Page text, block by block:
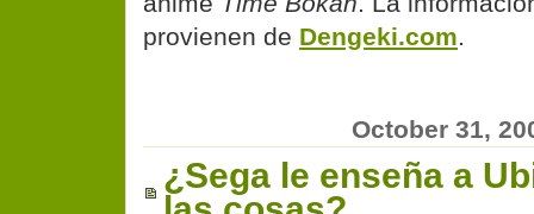
provienen de Dengeki.com.
October 31,
¿Sega le enseña a